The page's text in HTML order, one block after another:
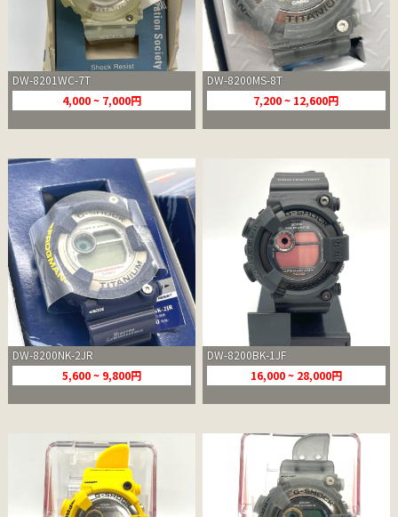
DW-8201WC-7T
4,000 ~ 7,000円
DW-8200MS-8T
7,200 ~ 12,600円
DW-8200NK-2JR
5,600 ~ 9,800円
DW-8200BK-1JF
16,000 ~ 28,000円